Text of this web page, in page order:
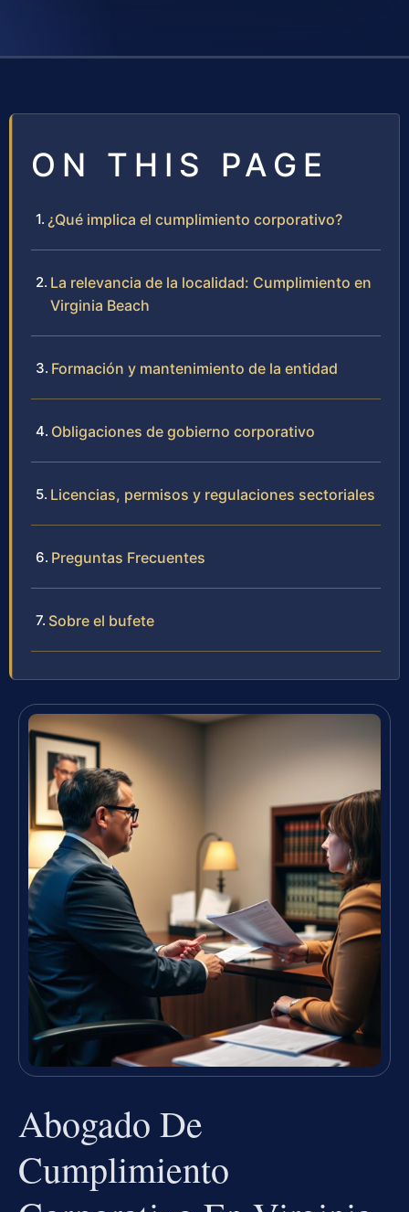
ON THIS PAGE
¿Qué implica el cumplimiento corporativo?
La relevancia de la localidad: Cumplimiento en
Virginia Beach
Formación y mantenimiento de la entidad
Obligaciones de gobierno corporativo
Licencias, permisos y regulaciones sectoriales
Preguntas Frecuentes
Sobre el bufete
Abogado De
Cumplimiento